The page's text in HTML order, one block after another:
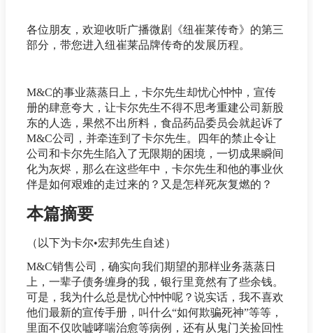
各位朋友，欢迎收听广播微剧《纽崔莱传奇》的第三
部分，带您进入纽崔莱品牌传奇的发展历程。
M&C的事业蒸蒸日上，卡尔先生却忧心忡忡，宣传
册的肆意夸大，让卡尔先生不得不思考重建公司新股
东的人选，果然不出所料，食品药品委员会就起诉了
M&C公司，并牵连到了卡尔先生。四年的禁止令让
公司和卡尔先生陷入了无限期的困境，一切成果瞬间
化为灰烬，那么在这些年中，卡尔先生和他的事业伙
伴是如何艰难的走过来的？又是怎样死灰复燃的？
本篇摘要
（以下为卡尔•宏邦先生自述）
M&C销售公司，确实向我们期望的那样业务蒸蒸日
上，一辈子债务缠身的我，银行里竟然有了些余钱。
可是，我为什么总是忧心忡忡呢？说实话，我不喜欢
他们最新的宣传手册，叫什么“如何欺骗死神”等等，
里面不仅吹嘘哮喘治愈等病例，还有从鬼门关捡回性